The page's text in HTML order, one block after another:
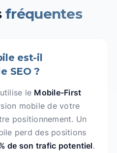
fréquentes
est-il
SEO ?
le Mobile-First
mobile de votre
positionnement. Un
perd des positions
de son trafic potentiel.